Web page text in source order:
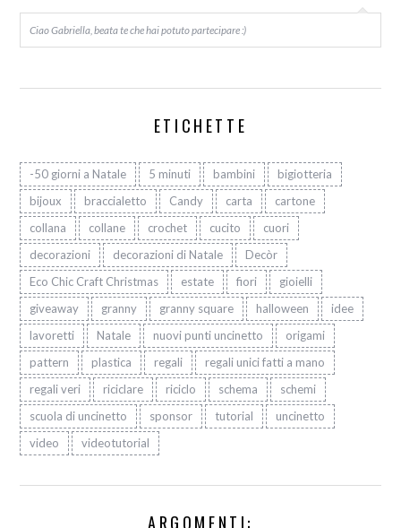
Ciao Gabriella, beata te che hai potuto partecipare :)
ETICHETTE
-50 giorni a Natale 5 minuti bambini
bigiotteria
bijoux
braccialetto Candy carta
cartone
collana
collane crochet cucito
cuori
decorazioni
decorazioni di Natale
Decòr
Eco Chic Craft Christmas
estate fiori
gioielli
giveaway
granny granny square halloween
idee
lavoretti
Natale nuovi punti uncinetto
origami
pattern
plastica regali
regali unici fatti a mano
regali veri
riciclare riciclo schema
schemi
scuola di uncinetto
sponsor tutorial
uncinetto
video
videotutorial
ARGOMENTI: